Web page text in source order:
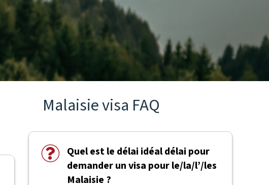
Malaisie visa FAQ
Quel est le délai idéal délai pour
demander un visa pour le/la/l’/les
Malaisie ?